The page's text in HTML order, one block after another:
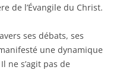
de l’Évangile du Christ.
ses débats, ses
une dynamique
ne s’agit pas de